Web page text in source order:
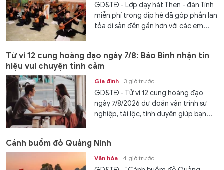
GD&TĐ - Lớp dạy hát Then - đàn Tính
miễn phí trong dịp hè đã góp phần lan
tỏa di sản đến gần hơn với các em...
Tử vi 12 cung hoàng đạo ngày 7/8: Bảo Bình nhận tín
hiệu vui chuyện tình cảm
Gia đình 3 giờ trước
GD&TĐ - Tử vi 12 cung hoàng đạo
ngày 7/8/2026 dự đoán vận trình sự
nghiệp, tài lộc, tình duyên giúp bạn...
Cánh buồm đỏ Quảng Ninh
Văn hóa 4 giờ trước